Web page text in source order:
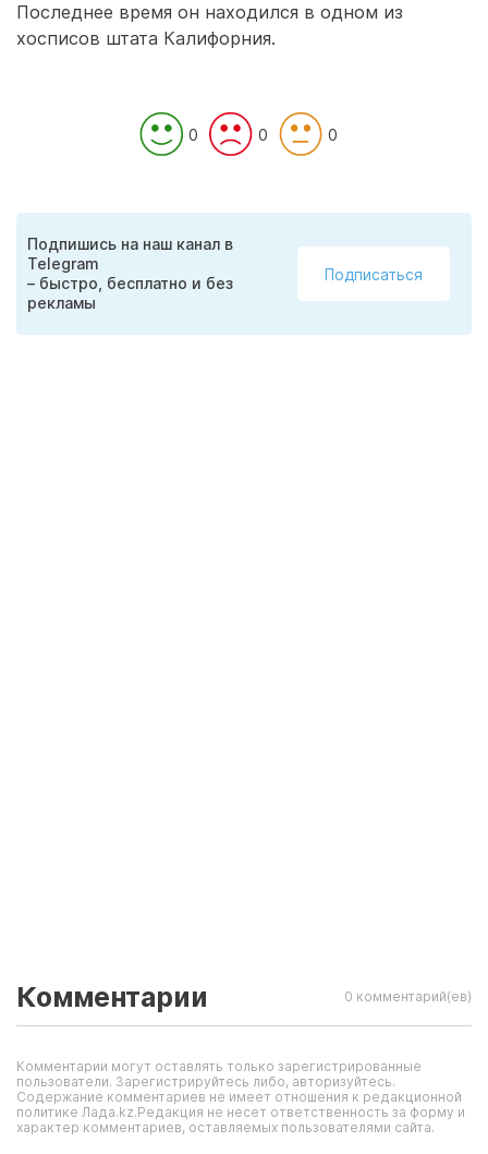
Последнее время он находился в одном из
хосписов штата Калифорния.
0 0 0
Подпишись на наш канал в
Telegram
– быстро, бесплатно и без
рекламы
Подписаться
Комментарии 0 комментарий(ев)
Комментарии могут оставлять только зарегистрированные
пользователи. Зарегистрируйтесь либо, авторизуйтесь.
Содержание комментариев не имеет отношения к редакционной
политике Лада.kz.Редакция не несет ответственность за форму и
характер комментариев, оставляемых пользователями сайта.